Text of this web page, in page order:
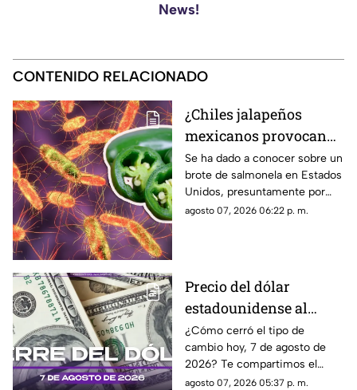
News!
CONTENIDO RELACIONADO
¿Chiles jalapeños
mexicanos provocan
brote de salmonela en
Estados Unidos? Esto
debes saber
Se ha dado a conocer sobre un
brote de salmonela en Estados
Unidos, presuntamente por
chiles jalapeños mexicanos,
agosto 07, 2026 06:22 p. m.
Precio del dólar
estadounidense al
CIERRE de HOY, viernes
7 de agosto de 2026, en
Cancún
¿Cómo cerró el tipo de
cambio hoy, 7 de agosto de
2026? Te compartimos el
precio del dólar al cierre de
agosto 07, 2026 05:37 p. m.